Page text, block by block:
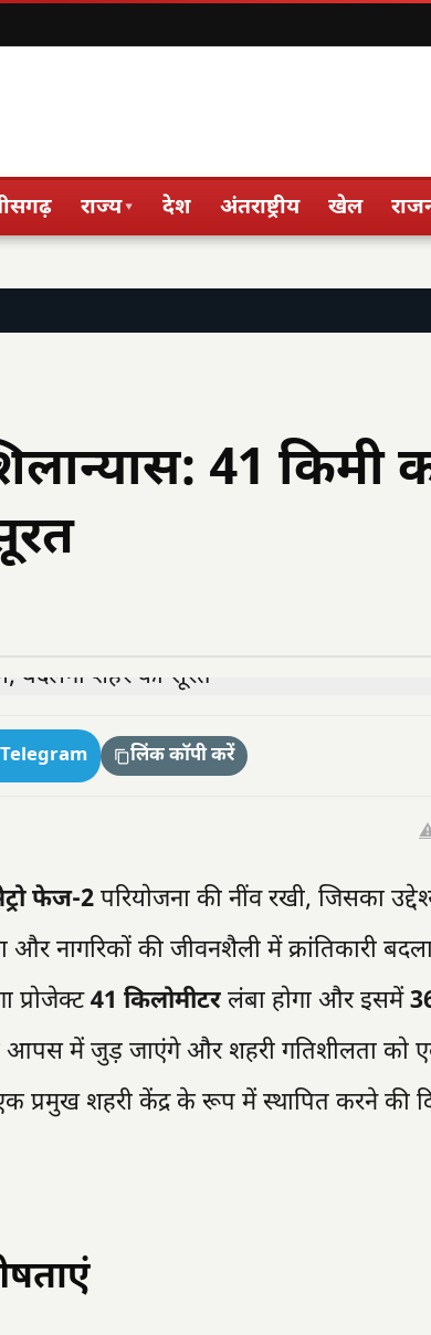
राज्य▾ देश अंतराष्ट्रीय खेल
41 किमी
Telegram लिंक कॉपी करें
फेज-2 परियोजना की नींव रखी, जिसका
और नागरिकों की जीवनशैली में क्रांतिकारी
प्रोजेक्ट41 किलोमीटर लंबा होगा और इसमें
में जुड़ जाएंगे और शहरी गतिशीलता को
प्रमुख शहरी केंद्र के रूप में स्थापित करने की